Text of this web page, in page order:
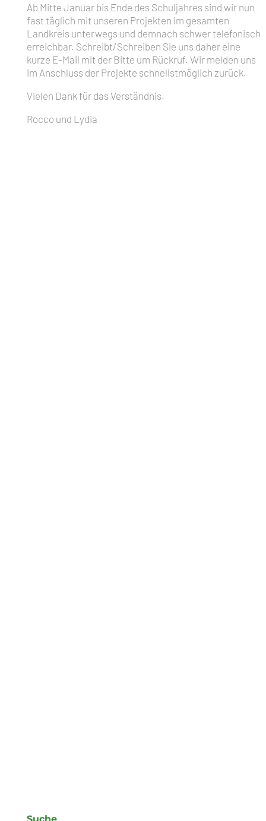
Ab Mitte Januar bis Ende des Schuljahres sind wir nun
fast täglich mit unseren Projekten im gesamten
Landkreis unterwegs und demnach schwer telefonisch
erreichbar. Schreibt/Schreiben Sie uns daher eine
kurze E-Mail mit der Bitte um Rückruf. Wir melden uns
im Anschluss der Projekte schnellstmöglich zurück.
Vielen Dank für das Verständnis.
Rocco und Lydia